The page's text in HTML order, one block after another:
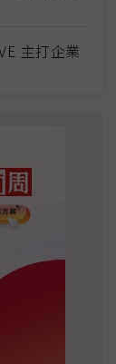
主打企業